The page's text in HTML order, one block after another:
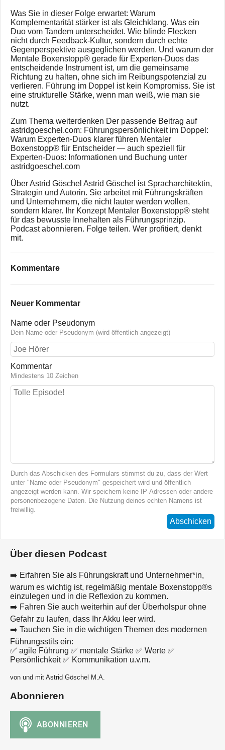
Was Sie in dieser Folge erwartet: Warum
Komplementarität stärker ist als Gleichklang. Was ein
Duo vom Tandem unterscheidet. Wie blinde Flecken
nicht durch Feedback-Kultur, sondern durch echte
Gegenperspektive ausgeglichen werden. Und warum der
Mentale Boxenstopp® gerade für Experten-Duos das
entscheidende Instrument ist, um die gemeinsame
Richtung zu halten, ohne sich im Reibungspotenzial zu
verlieren. Führung im Doppel ist kein Kompromiss. Sie ist
eine strukturelle Stärke, wenn man weiß, wie man sie
nutzt.
Zum Thema weiterdenken Der passende Beitrag auf
astridgoeschel.com: Führungspersönlichkeit im Doppel:
Warum Experten-Duos klarer führen Mentaler
Boxenstopp® für Entscheider — auch speziell für
Experten-Duos: Informationen und Buchung unter
astridgoeschel.com
Über Astrid Göschel Astrid Göschel ist Spracharchitektin,
Strategin und Autorin. Sie arbeitet mit Führungskräften
und Unternehmern, die nicht lauter werden wollen,
sondern klarer. Ihr Konzept Mentaler Boxenstopp® steht
für das bewusste Innehalten als Führungsprinzip.
Podcast abonnieren. Folge teilen. Wer profitiert, denkt
mit.
Kommentare
Neuer Kommentar
Name oder Pseudonym
Dein Name oder Pseudonym (wird öffentlich angezeigt)
Kommentar
Mindestens 10 Zeichen
Durch das Abschicken des Formulars stimmst du zu, dass der Wert
unter "Name oder Pseudonym" gespeichert wird und öffentlich
angezeigt werden kann. Wir speichern keine IP-Adressen oder andere
personenbezogene Daten. Die Nutzung deines echten Namens ist
freiwillig.
Abschicken
Über diesen Podcast
➡️ Erfahren Sie als Führungskraft und Unternehmer*in,
warum es wichtig ist, regelmäßig mentale Boxenstopp®s
einzulegen und in die Reflexion zu kommen.
➡️ Fahren Sie auch weiterhin auf der Überholspur ohne
Gefahr zu laufen, dass Ihr Akku leer wird.
➡️ Tauchen Sie in die wichtigen Themen des modernen
Führungsstils ein:
✅ agile Führung ✅ mentale Stärke ✅ Werte ✅
Persönlichkeit ✅ Kommunikation u.v.m.
von und mit Astrid Göschel M.A.
Abonnieren